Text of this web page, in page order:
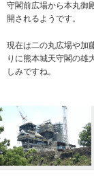
守閣前広場から本丸御
開されるようです。
現在は二の丸広場や加
りに熊本城天守閣の雄
しみですね。